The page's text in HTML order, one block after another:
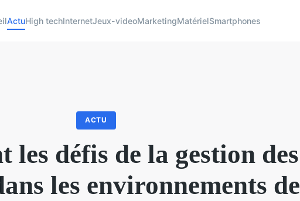
ActuHigh techInternetJeux-videoMarketingMatérielSmartphones
ACTU
les défis de la gestion des
les environnements de